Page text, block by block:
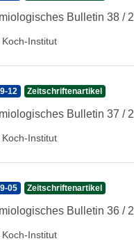
Bulletin 38 /
Koch-Institut
12 Zeitschriftenartikel
Bulletin 37 /
Koch-Institut
05 Zeitschriftenartikel
Bulletin 36 /
Koch-Institut